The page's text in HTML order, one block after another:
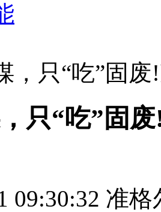
，只“吃”固
只“吃”固
09:30:32 准格